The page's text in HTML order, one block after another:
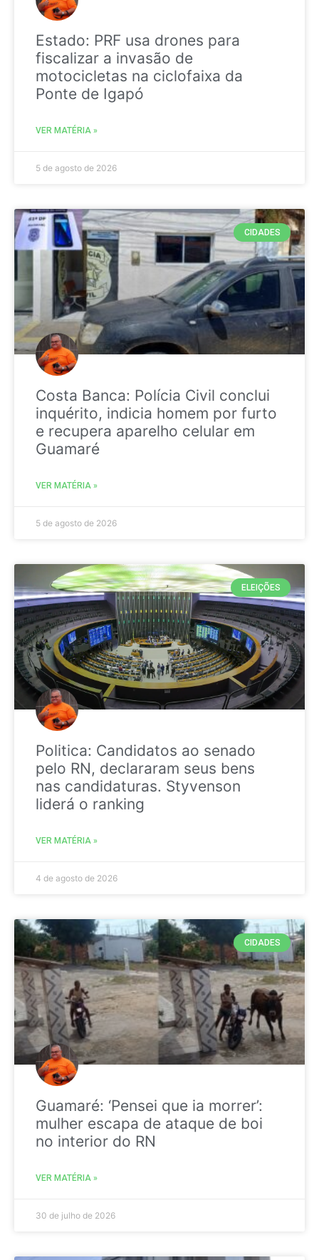
Estado: PRF usa drones para
fiscalizar a invasão de
motocicletas na ciclofaixa da
Ponte de Igapó
VER MATÉRIA »
5 de agosto de 2026
CIDADES
Costa Banca: Polícia Civil conclui
inquérito, indicia homem por furto
e recupera aparelho celular em
Guamaré
VER MATÉRIA »
5 de agosto de 2026
ELEIÇÕES
Politica: Candidatos ao senado
pelo RN, declararam seus bens
nas candidaturas. Styvenson
liderá o ranking
VER MATÉRIA »
4 de agosto de 2026
CIDADES
Guamaré: ‘Pensei que ia morrer’:
mulher escapa de ataque de boi
no interior do RN
VER MATÉRIA »
30 de julho de 2026